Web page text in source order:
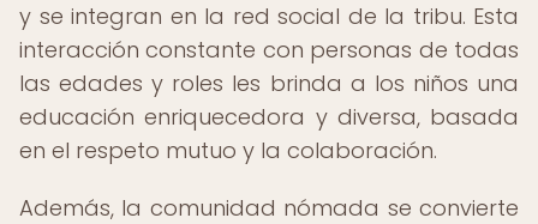
y se integran en la red social de la tribu. Esta
interacción constante con personas de todas
las edades y roles les brinda a los niños una
educación enriquecedora y diversa, basada
en el respeto mutuo y la colaboración.
Además, la comunidad nómada se convierte